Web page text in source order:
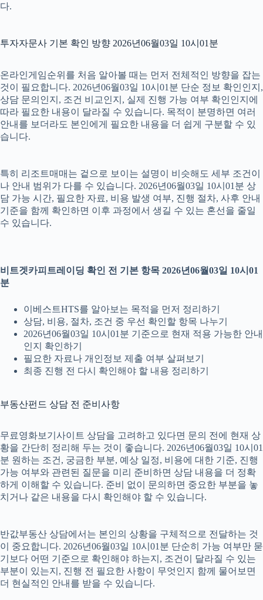
다.
투자자문사 기본 확인 방향 2026년06월03일 10시01분
온라인게임순위를 처음 알아볼 때는 먼저 전체적인 방향을 잡는
것이 필요합니다. 2026년06월03일 10시01분 단순 정보 확인인지,
상담 문의인지, 조건 비교인지, 실제 진행 가능 여부 확인인지에
따라 필요한 내용이 달라질 수 있습니다. 목적이 분명하면 여러
안내를 보더라도 본인에게 필요한 내용을 더 쉽게 구분할 수 있
습니다.
특히 리조트매매는 겉으로 보이는 설명이 비슷해도 세부 조건이
나 안내 범위가 다를 수 있습니다. 2026년06월03일 10시01분 상
담 가능 시간, 필요한 자료, 비용 발생 여부, 진행 절차, 사후 안내
기준을 함께 확인하면 이후 과정에서 생길 수 있는 혼선을 줄일
수 있습니다.
비트겟카피트레이딩 확인 전 기본 항목 2026년06월03일 10시01
분
이베스트HTS를 알아보는 목적을 먼저 정리하기
상담, 비용, 절차, 조건 중 우선 확인할 항목 나누기
2026년06월03일 10시01분 기준으로 현재 적용 가능한 안내
인지 확인하기
필요한 자료나 개인정보 제출 여부 살펴보기
최종 진행 전 다시 확인해야 할 내용 정리하기
부동산펀드 상담 전 준비사항
무료영화보기사이트 상담을 고려하고 있다면 문의 전에 현재 상
황을 간단히 정리해 두는 것이 좋습니다. 2026년06월03일 10시01
분 원하는 조건, 궁금한 부분, 예상 일정, 비용에 대한 기준, 진행
가능 여부와 관련된 질문을 미리 준비하면 상담 내용을 더 정확
하게 이해할 수 있습니다. 준비 없이 문의하면 중요한 부분을 놓
치거나 같은 내용을 다시 확인해야 할 수 있습니다.
반값부동산 상담에서는 본인의 상황을 구체적으로 전달하는 것
이 중요합니다. 2026년06월03일 10시01분 단순히 가능 여부만 묻
기보다 어떤 기준으로 확인해야 하는지, 조건이 달라질 수 있는
부분이 있는지, 진행 전 필요한 사항이 무엇인지 함께 물어보면
더 현실적인 안내를 받을 수 있습니다.